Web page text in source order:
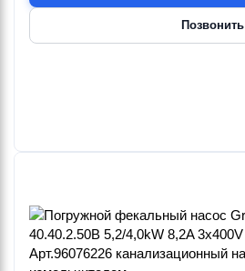
Позвонить